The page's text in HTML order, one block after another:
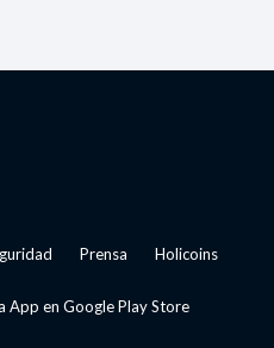
Prensa Holicoins
App en Google Play Store